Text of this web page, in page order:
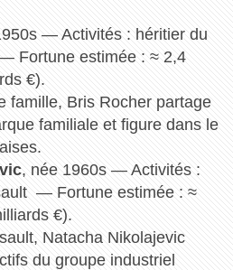
— Activités : héritier du
Fortune estimée : ≈ 2,4
€).
famille, Bris Rocher partage
familiale et figure dans le
, née 1960s — Activités :
— Fortune estimée : ≈
€).
Natacha Nikolajevic
du groupe industriel